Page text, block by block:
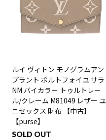
ルイ ヴィトン モノグラムアン
プラント ポルトフォイユ サラ
NM バイカラー トゥルトレー
ル/クレーム M81049 レザー ユ
ニセックス 財布 【中古】
【purse】
SOLD OUT